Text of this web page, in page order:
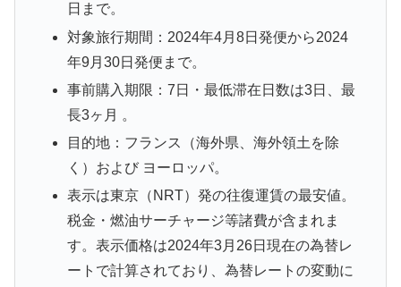
日まで。
対象旅行期間：2024年4月8日発便から2024
年9月30日発便まで。
事前購入期限：7日・最低滞在日数は3日、最
長3ヶ月 。
目的地：フランス（海外県、海外領土を除
く）および ヨーロッパ。
表示は東京（NRT）発の往復運賃の最安値。
税金・燃油サーチャージ等諸費が含まれま
す。表示価格は2024年3月26日現在の為替レ
ートで計算されており、為替レートの変動に